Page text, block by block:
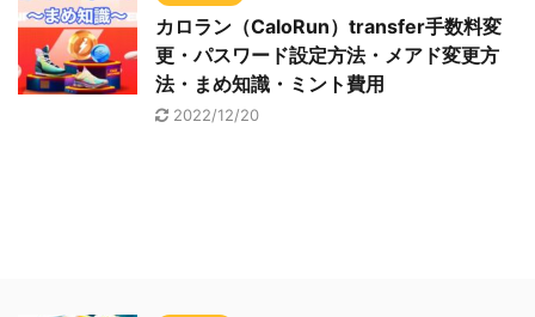
カロラン（CaloRun）transfer手数料変
更・パスワード設定方法・メアド変更方
法・まめ知識・ミント費用
2022/12/20